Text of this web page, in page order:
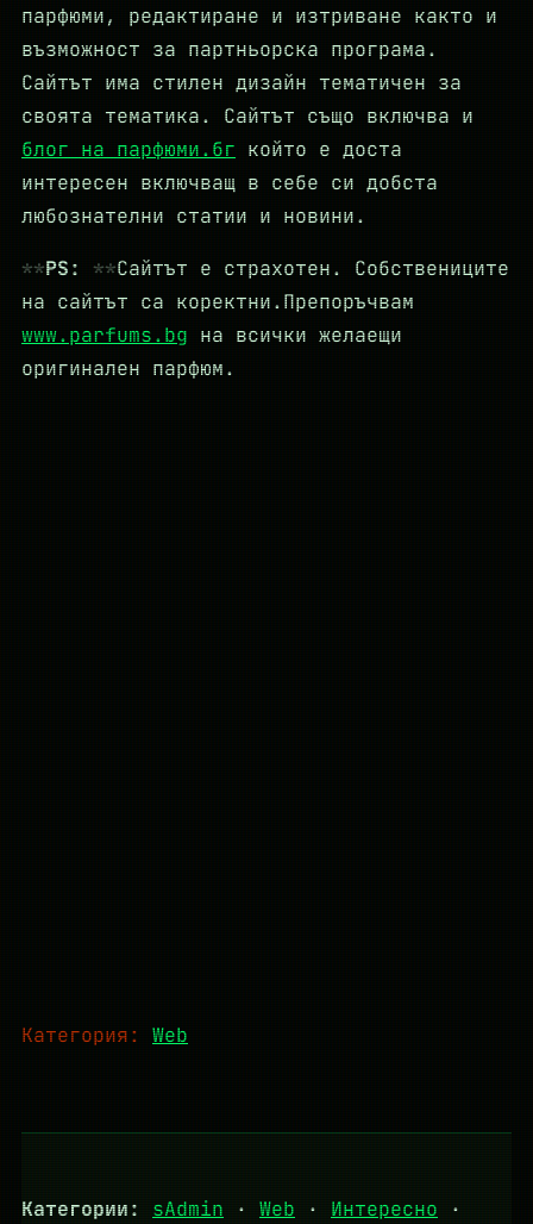
парфюми, редактиране и изтриване както и
възможност за партньорска програма.
Сайтът има стилен дизайн тематичен за
своята тематика. Сайтът също включва и
блог на парфюми.бг който е доста
интересен включващ в себе си добста
любознателни статии и новини.
PS:
Сайтът е страхотен. Собствениците
на сайтът са коректни.Препоръчвам
www.parfums.bg на всички желаещи
оригинален парфюм.
Категория: Web
Категории: sAdmin · Web · Интересно ·